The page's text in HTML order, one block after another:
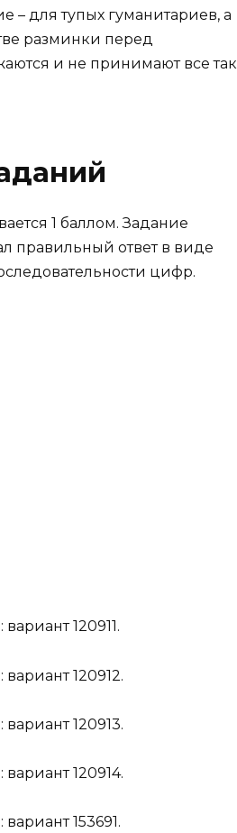
– для тупых гуманитариев, а
разминки перед
и не принимают все так
1 баллом. Задание
правильный ответ в виде
цифр.
вариант 120911 .
вариант 120912.
вариант 120913.
вариант 120914.
вариант 153691.